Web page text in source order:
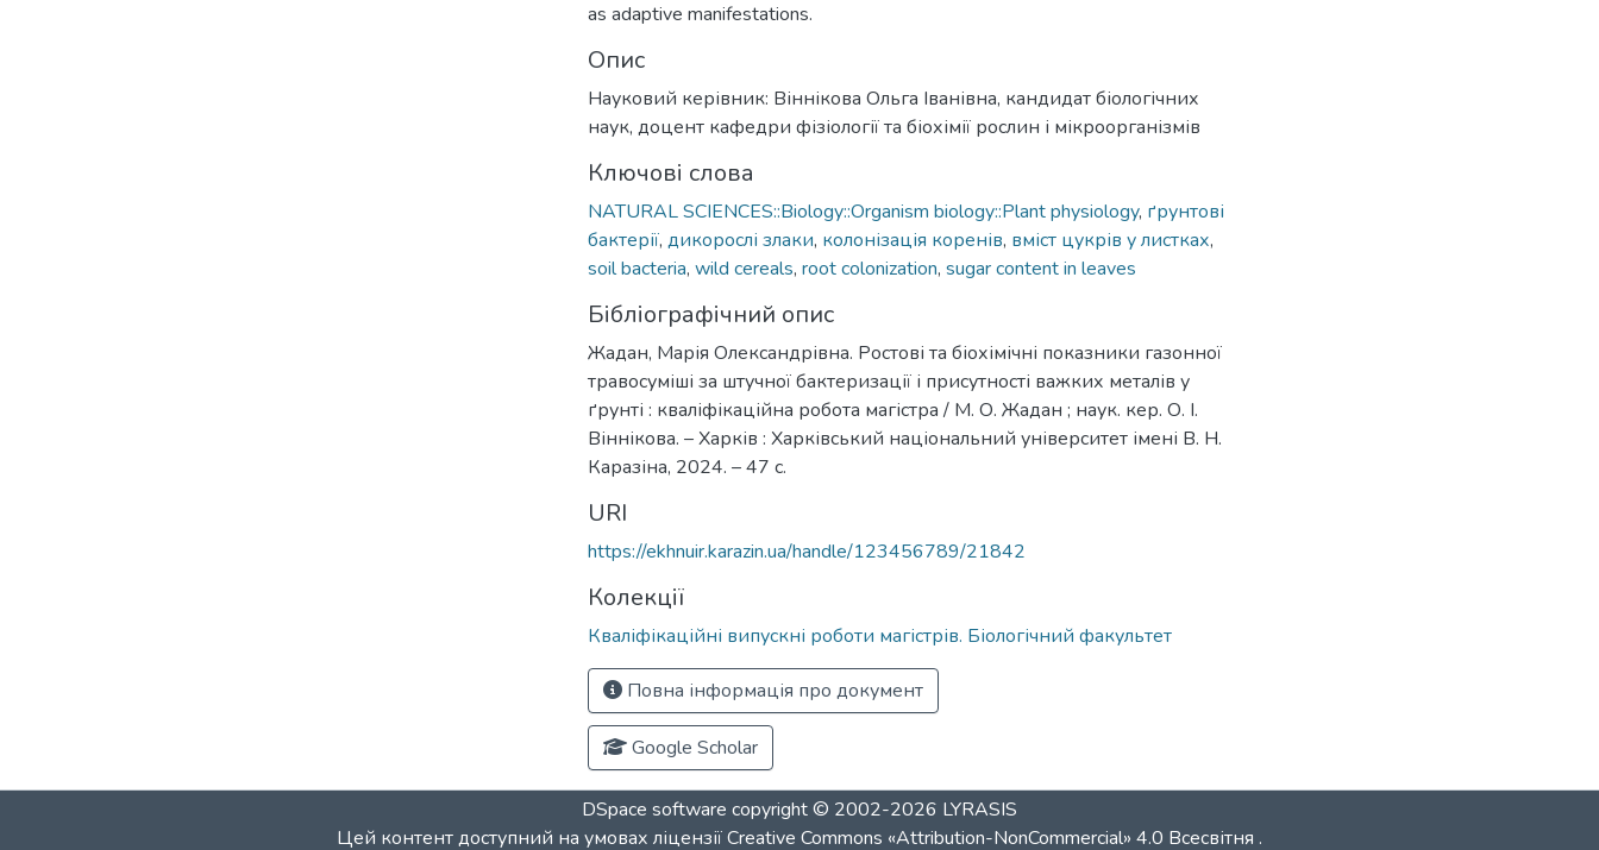
as adaptive manifestations.
Опис
Науковий керівник: Віннікова Ольга Іванівна, кандидат біологічних
наук, доцент кафедри фізіології та біохімії рослин і мікроорганізмів
Ключові слова
NATURAL SCIENCES::Biology::Organism biology::Plant physiology, ґрунтові
бактерії, дикорослі злаки, колонізація коренів, вміст цукрів у листках,
soil bacteria, wild cereals, root colonization, sugar content in leaves
Бібліографічний опис
Жадан, Марія Олександрівна. Ростові та біохімічні показники газонної
травосуміші за штучної бактеризації і присутності важких металів у
ґрунті : кваліфікаційна робота магістра / М. О. Жадан ; наук. кер. О. І.
Віннікова. – Харків : Харківський національний університет імені В. Н.
Каразіна, 2024. – 47 с.
URI
https://ekhnuir.karazin.ua/handle/123456789/21842
Колекції
Кваліфікаційні випускні роботи магістрів. Біологічний факультет
Повна інформація про документ
Google Scholar
DSpace software copyright © 2002-2026 LYRASIS
Цей контент доступний на умовах ліцензіїCreative Commons «Attribution-NonCommercial» 4.0 Всесвітня .